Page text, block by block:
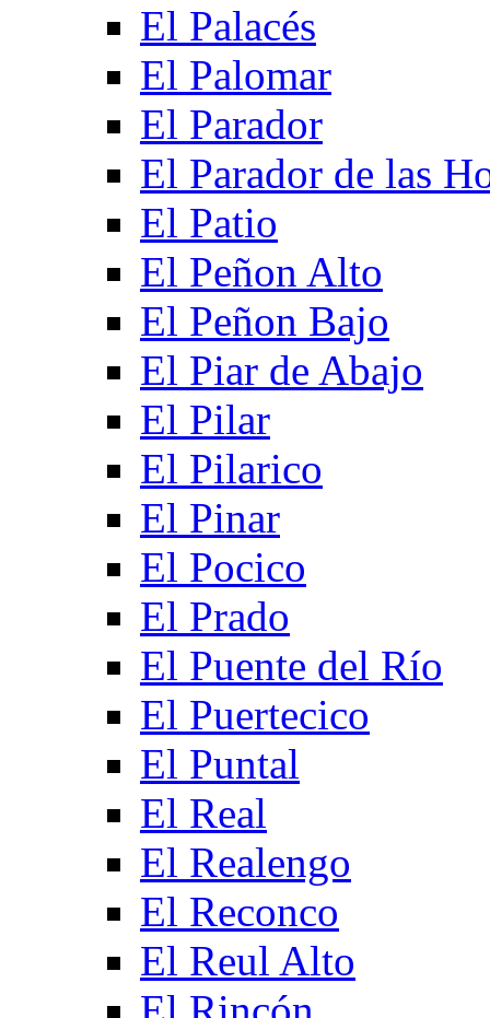
El Palacés
El Palomar
El Parador
El Parador de las
El Patio
El Peñon Alto
El Peñon Bajo
El Piar de Abajo
El Pilar
El Pilarico
El Pinar
El Pocico
El Prado
El Puente del Río
El Puertecico
El Puntal
El Real
El Realengo
El Reconco
El Reul Alto